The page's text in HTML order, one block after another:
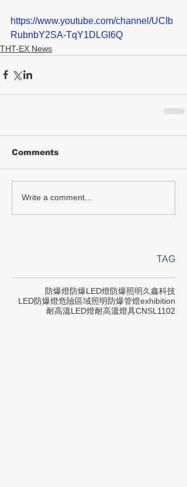
https://www.youtube.com/channel/UCIb
RubnbY2SA-TqY1DLGI6Q
THT-EX News
Comments
Write a comment...
TAG
防爆燈防爆LED燈防爆照明久鑫科技
LED防爆燈危險區域照明防爆管燈exhibition
耐高溫LED燈耐高溫燈具CNSL1102